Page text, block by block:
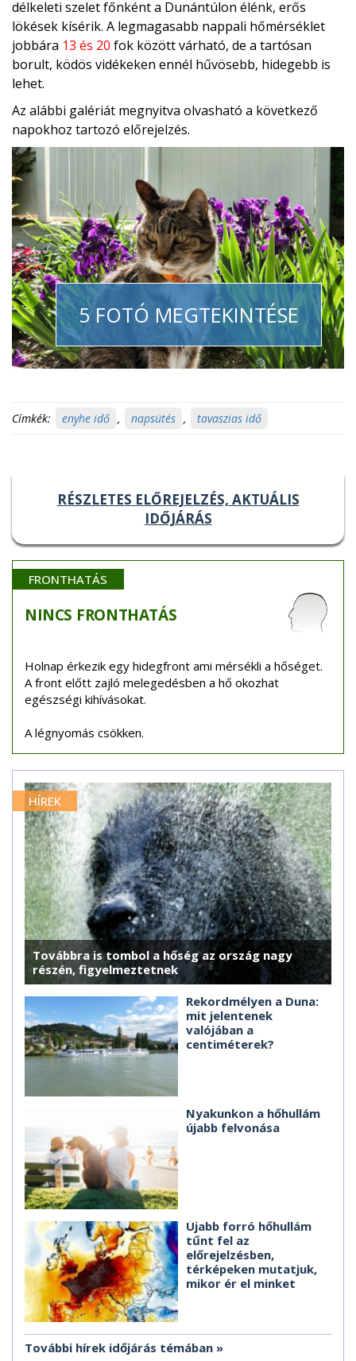
délkeleti szelet főnként a Dunántúlon élénk, erős
lökések kísérik. A legmagasabb nappali hőmérséklet
jobbára 13 és 20 fok között várható, de a tartósan
borult, ködös vidékeken ennél hűvösebb, hidegebb is
lehet.
Az alábbi galériát megnyitva olvasható a következő
napokhoz tartozó előrejelzés.
5 FOTÓ MEGTEKINTÉSE
Címkék: enyhe idő , napsütés , tavaszias idő
RÉSZLETES ELŐREJELZÉS, AKTUÁLIS
IDŐJÁRÁS
FRONTHATÁS
NINCS FRONTHATÁS
Holnap érkezik egy hidegfront ami mérsékli a hőséget.
A front előtt zajló melegedésben a hő okozhat
egészségi kihívásokat.
A légnyomás csökken.
HÍREK
Továbbra is tombol a hőség az ország nagy
részén, figyelmeztetnek
Rekordmélyen a Duna:
mit jelentenek
valójában a
centiméterek?
Nyakunkon a hőhullám
újabb felvonása
Újabb forró hőhullám
tűnt fel az
előrejelzésben,
térképeken mutatjuk,
mikor ér el minket
További hírek időjárás témában